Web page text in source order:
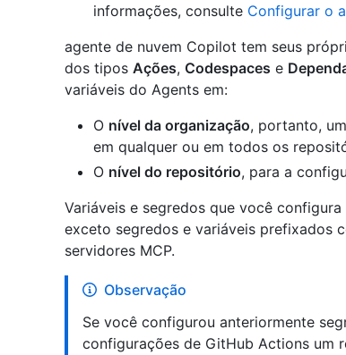
informações, consulte Configurar o
agente de nuvem Copilot tem seus
dos tipos Ações, Codespaces e
variáveis do Agents em:
O nível da organização, portanto,
em qualquer ou em todos os
O nível do repositório, para a
Variáveis e segredos que você
exceto segredos e variáveis prefixados
servidores MCP.
Observação
Se você configurou anteriormente
configurações de GitHub Actions um